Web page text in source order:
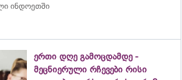
ინდოეთში
ერთი დღე გამოცდამდე -
მეცნიერული რჩევები რისი